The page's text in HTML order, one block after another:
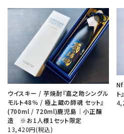
ウイスキー / 芋焼酎『嘉之助シングル
モルト48％ / 極上蔵の師魂 セット』
(700ml / 720ml)鹿児島│小正醸
造 ※お1人様1セット限定
13,420円(税込)
favorite